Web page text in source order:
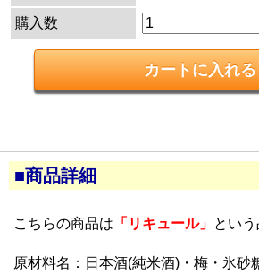
購入数
■商品詳細
こちらの商品は 「リキュール」 とい
原材料名：日本酒(純米酒)・梅・氷砂